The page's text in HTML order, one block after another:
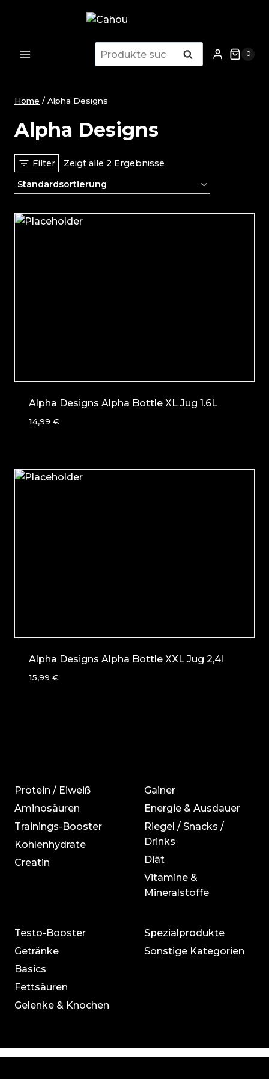
Suche
nach:
Suche 0
Home / Alpha Designs
Alpha Designs
Filter Zeigt alle 2 Ergebnisse
Alpha Designs Alpha Bottle XL Jug 1.6L
14,99 €
Alpha Designs Alpha Bottle XXL Jug 2,4l
15,99 €
Protein / Eiweiß
Aminosäuren
Trainings-Booster
Kohlenhydrate
Creatin
Gainer
Energie & Ausdauer
Riegel / Snacks /
Drinks
Diät
Vitamine &
Mineralstoffe
Testo-Booster
Getränke
Basics
Fettsäuren
Gelenke & Knochen
Spezialprodukte
Sonstige Kategorien